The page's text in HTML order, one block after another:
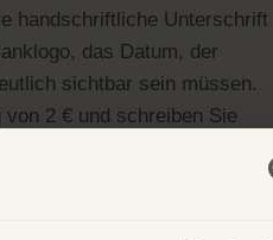
handschriftliche Unterschrift
das Datum, der
sichtbar sein müssen.
2 € und schreiben Sie